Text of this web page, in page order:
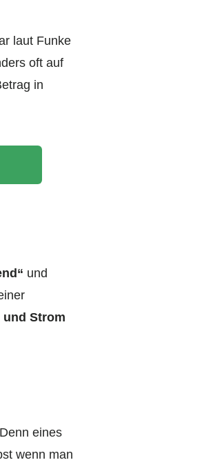
laut Funke
oft auf
in
und
und Strom
eines
wenn man